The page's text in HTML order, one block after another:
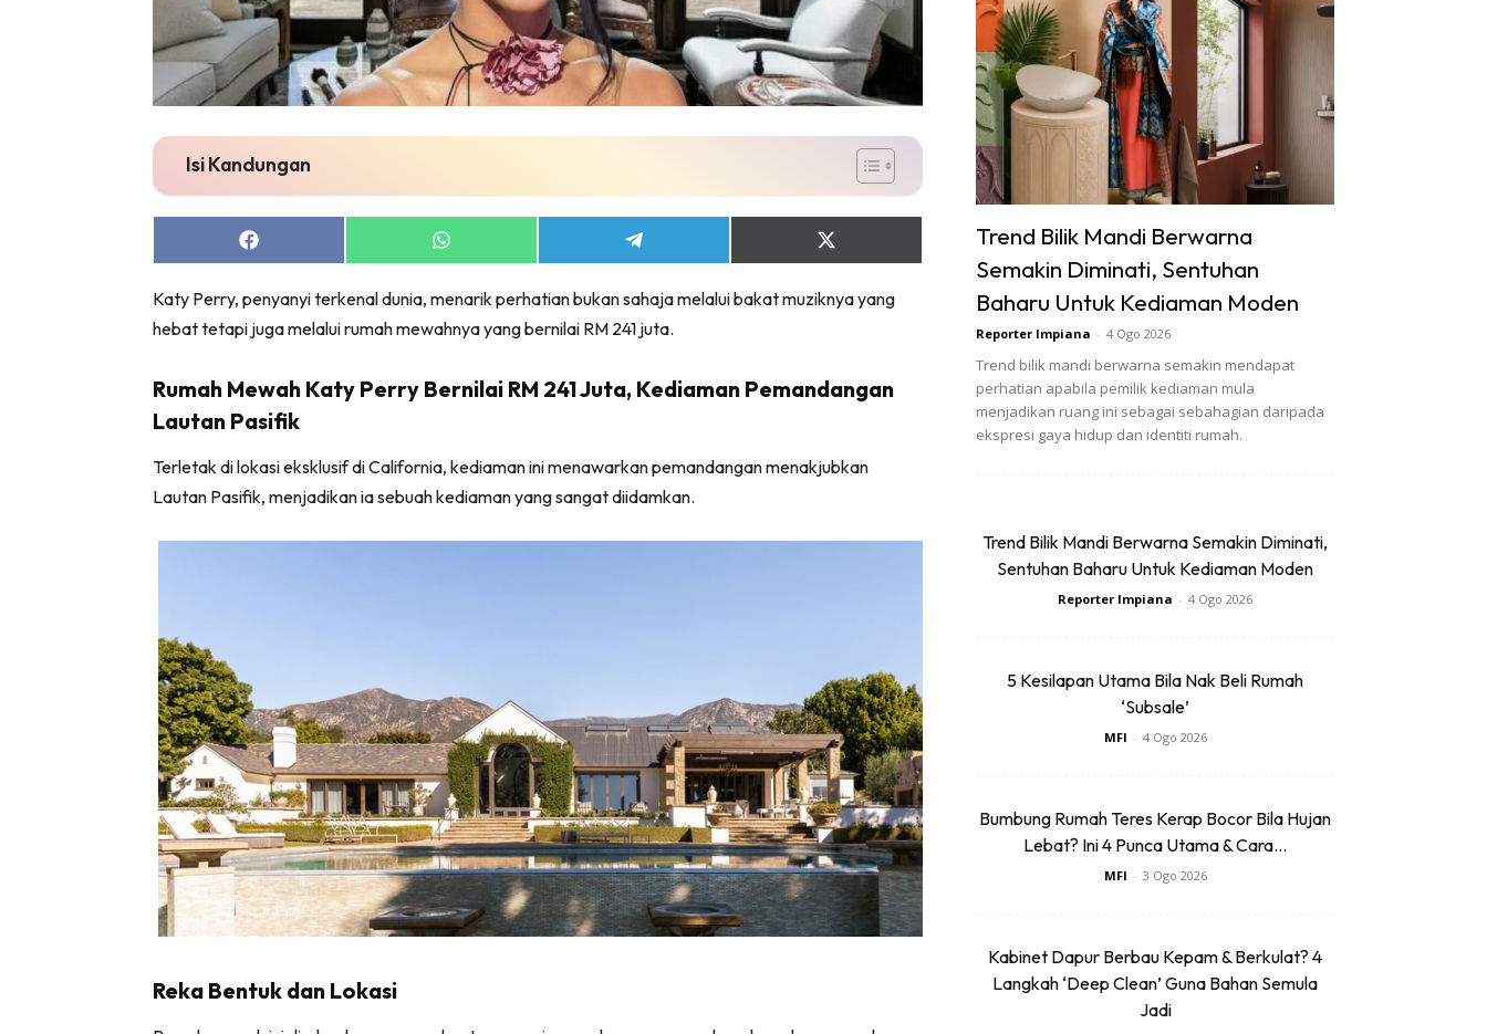
Bilik Air
Bilik Tidur
Dapur
Bilik Tidur
Ruang Tamu
Menarik Lagi
Destinasi
Hotel
Buat Sendiri
Ilham Impiana
Ilham Impiana 360
Ilham Impiana Inspirasi Selebriti
Impiana TV
Casa Impiana
Impiana MakeOver
Lahar Dekor
Isi Kandungan
Share
on
Share
on
Share
on
Share
on
(Twitter)
Katy Perry, penyanyi terkenal dunia, menarik perhatian bukan sahaja melalui bakat muziknya yang
hebat tetapi juga melalui rumah mewahnya yang bernilai RM 241 juta.
Rumah Mewah Katy Perry Bernilai RM 241 Juta, Kediaman Pemandangan
Lautan Pasifik
Terletak di lokasi eksklusif di California, kediaman ini menawarkan pemandangan menakjubkan
Lautan Pasifik, menjadikan ia sebuah kediaman yang sangat diidamkan.
Reka Bentuk dan Lokasi
Trend Bilik Mandi Berwarna
Semakin Diminati, Sentuhan
Baharu Untuk Kediaman Moden
Reporter Impiana - 4 Ogo 2026
Trend bilik mandi berwarna semakin mendapat
perhatian apabila pemilik kediaman mula
menjadikan ruang ini sebagai sebahagian daripada
ekspresi gaya hidup dan identiti rumah.
Trend Bilik Mandi Berwarna Semakin Diminati,
Sentuhan Baharu Untuk Kediaman Moden
Reporter Impiana - 4 Ogo 2026
5 Kesilapan Utama Bila Nak Beli Rumah
‘Subsale’
MFI - 4 Ogo 2026
Bumbung Rumah Teres Kerap Bocor Bila Hujan
Lebat? Ini 4 Punca Utama & Cara...
MFI - 3 Ogo 2026
Kabinet Dapur Berbau Kepam & Berkulat? 4
Langkah ‘Deep Clean’ Guna Bahan Semula
Jadi